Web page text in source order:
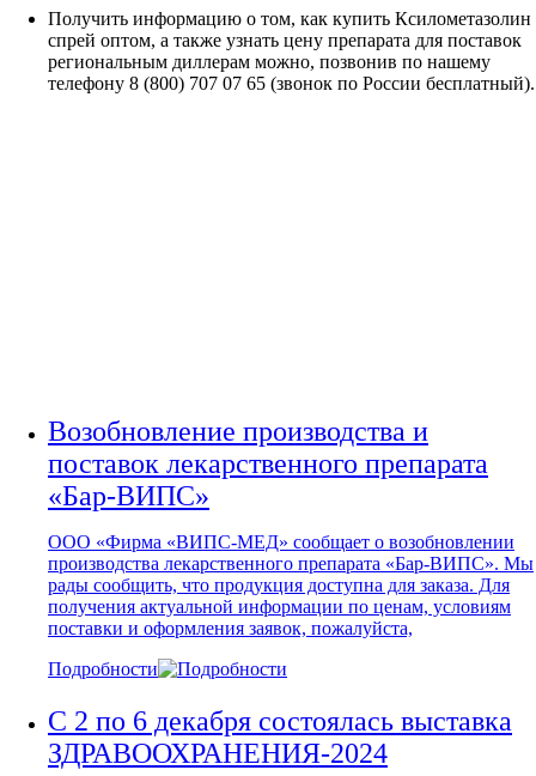
Получить информацию о том, как купить Ксилометазолин
спрей оптом, а также узнать цену препарата для поставок
региональным диллерам можно, позвонив по нашему
телефону 8 (800) 707 07 65 (звонок по России бесплатный).
Возобновление производства и
поставок лекарственного препарата
«Бар-ВИПС»
ООО «Фирма «ВИПС-МЕД» сообщает о возобновлении
производства лекарственного препарата «Бар-ВИПС». Мы
рады сообщить, что продукция доступна для заказа. Для
получения актуальной информации по ценам, условиям
поставки и оформления заявок, пожалуйста,
Подробности
С 2 по 6 декабря состоялась выставка
ЗДРАВООХРАНЕНИЯ-2024